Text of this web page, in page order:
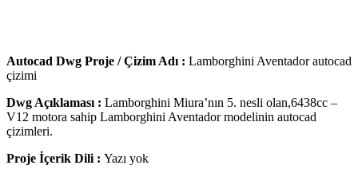
Autocad Dwg Proje / Çizim Adı : Lamborghini Aventador autocad
çizimi
Dwg Açıklaması : Lamborghini Miura’nın 5. nesli olan,6438cc –
V12 motora sahip Lamborghini Aventador modelinin autocad
çizimleri.
Proje İçerik Dili : Yazı yok